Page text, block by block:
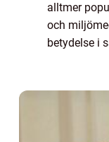
alltmer
och
betydelse i